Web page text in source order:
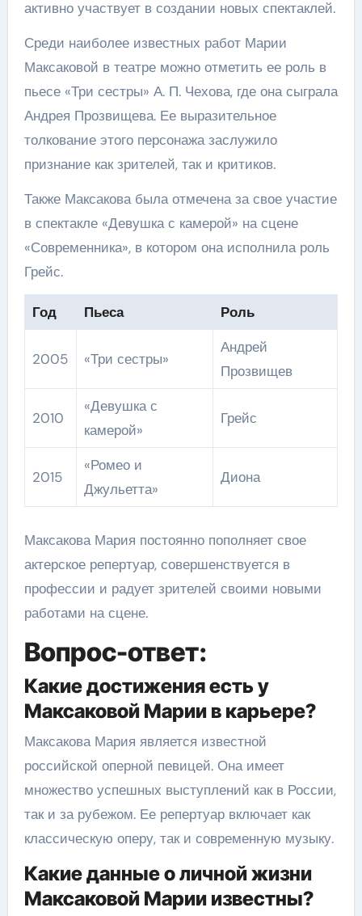
активно участвует в создании новых спектаклей.
Среди наиболее известных работ Марии
Максаковой в театре можно отметить ее роль в
пьесе «Три сестры» А. П. Чехова, где она сыграла
Андрея Прозвищева. Ее выразительное
толкование этого персонажа заслужило
признание как зрителей, так и критиков.
Также Максакова была отмечена за свое участие
в спектакле «Девушка с камерой» на сцене
«Современника», в котором она исполнила роль
Грейс.
Год Пьеса Роль
2005 «Три сестры»
Андрей
Прозвищев
2010
«Девушка с
камерой»
Грейс
2015
«Ромео и
Джульетта»
Диона
Максакова Мария постоянно пополняет свое
актерское репертуар, совершенствуется в
профессии и радует зрителей своими новыми
работами на сцене.
Вопрос-ответ:
Какие достижения есть у
Максаковой Марии в карьере?
Максакова Мария является известной
российской оперной певицей. Она имеет
множество успешных выступлений как в России,
так и за рубежом. Ее репертуар включает как
классическую оперу, так и современную музыку.
Какие данные о личной жизни
Максаковой Марии известны?